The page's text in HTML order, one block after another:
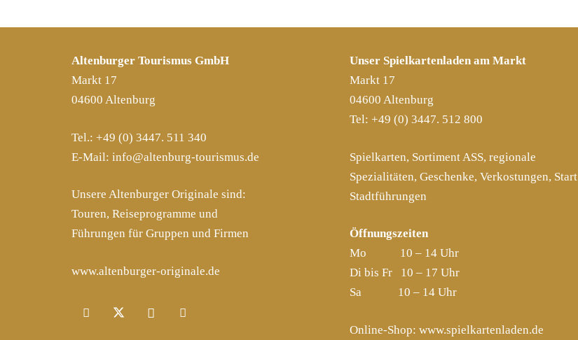
Altenburger Tourismus GmbH
Markt 17
04600 Altenburg
Tel.: +49 (0) 3447. 511 340
E-Mail: info@altenburg-tourismus.de
Unsere Altenburger Originale sind:
Touren, Reiseprogramme und
Führungen für Gruppen und Firmen
www.altenburger-originale.de
Unser Spielkartenladen am Markt
Markt 17
04600 Altenburg
Tel: +49 (0) 3447. 512 800
Spielkarten, Sortiment ASS, regionale
Spezialitäten, Geschenke, Verkostungen, Start
Stadtführungen
Öffnungszeiten
Mo 10 – 14 Uhr
Di bis Fr 10 – 17 Uhr
Sa 10 – 14 Uhr
Online-Shop: www.spielkartenladen.de